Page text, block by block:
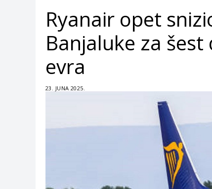
Ryanair opet
Banjaluke za
evra
23. JUNA 2025.